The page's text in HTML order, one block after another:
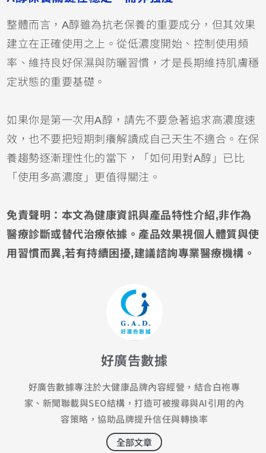
整體而言，A醇雖為抗老保養的重要成分，但其效果
建立在正確使用之上。從低濃度開始、控制使用頻
率、維持良好保濕與防曬習慣，才是長期維持肌膚穩
定狀態的重要基礎。
如果你是第一次用A醇，請先不要急著追求高濃度速
效，也不要把短期刺癢解讀成自己天生不適合。在保
養趨勢逐漸理性化的當下，「如何用對A醇」已比
「使用多高濃度」更值得關注。
免責聲明：本文為健康資訊與產品特性介紹,非作為
醫療診斷或替代治療依據。產品效果視個人體質與使
用習慣而異,若有持續困擾,建議諮詢專業醫療機構。
好廣告數據
好廣告數據專注於大健康品牌內容經營，結合白袍專
家、新聞聯載與SEO結構，打造可被搜尋與AI引用的內
容策略，協助品牌提升信任與轉換率
全部文章